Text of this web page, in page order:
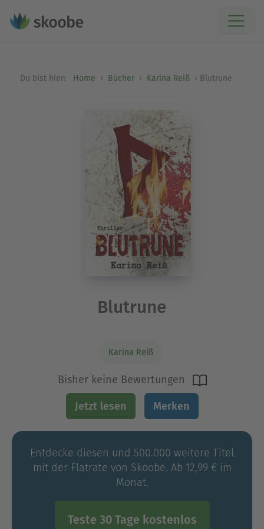
Du bist hier: Home Bücher Karina Reiß Blutrune
Blutrune
Karina Reiß
Bisher keine Bewertungen
Jetzt lesen Merken
Entdecke diesen und 500.000 weitere Titel
mit der Flatrate von Skoobe. Ab 12,99 € im
Monat.
Teste 30 Tage kostenlos